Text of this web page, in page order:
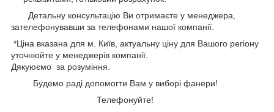
Детальну консультацію Ви отримаєте у менеджера,
зателефонувавши за телефонами нашої компанії.
*Ціна вказана для м. Київ, актуальну ціну для Вашого регіону
уточнюйте у менеджерів компанії.
Дякуюємо за розуміння.
Будемо раді допомогти Вам у виборі фанери!
Телефонуйте!